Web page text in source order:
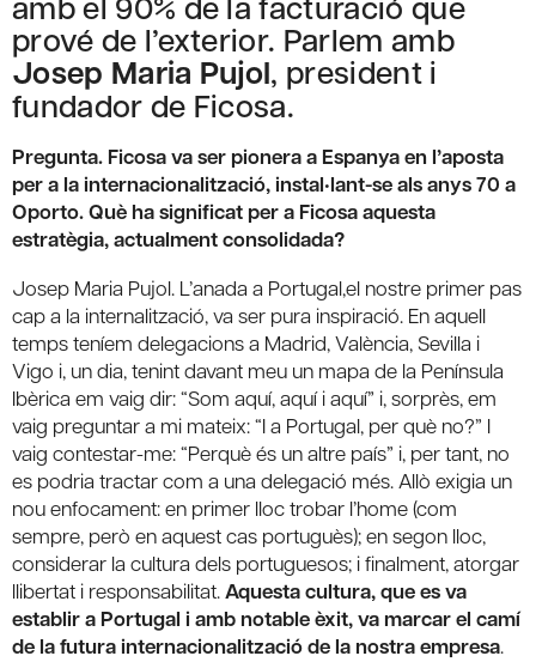
prové de l’exterior. Parlem amb
Josep Maria Pujol, president i
fundador de Ficosa.
Pregunta. Ficosa va ser pionera a Espanya en l’aposta
per a la internacionalització, instal•lant-se als anys 70 a
Oporto. Què ha significat per a Ficosa aquesta
estratègia, actualment consolidada?
Josep Maria Pujol. L’anada a Portugal,el nostre primer pas
cap a la internalització, va ser pura inspiració. En aquell
temps teníem delegacions a Madrid, València, Sevilla i
Vigo i, un dia, tenint davant meu un mapa de la Península
Ibèrica em vaig dir: “Som aquí, aquí i aquí” i, sorprès, em
vaig preguntar a mi mateix: “I a Portugal, per què no?” I
vaig contestar-me: “Perquè és un altre país” i, per tant, no
es podria tractar com a una delegació més. Allò exigia un
nou enfocament: en primer lloc trobar l’home (com
sempre, però en aquest cas portuguès); en segon lloc,
considerar la cultura dels portuguesos; i finalment, atorgar
llibertat i responsabilitat.Aquesta cultura, que es va
establir a Portugal i amb notable èxit, va marcar el camí
de la futura internacionalització de la nostra empresa.